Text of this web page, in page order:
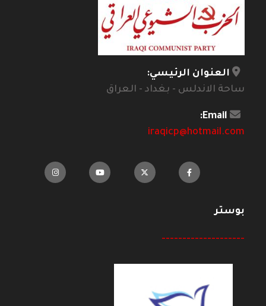
العنوان الرئيسي:
ساحة الاندلس - بغداد - العراق
Email:
iraqicp@hotmail.com
بوستر
--------------------